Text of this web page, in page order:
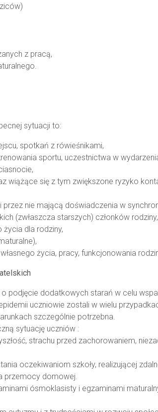
z pracą,
sytuacji to:
spotkań z rówieśnikami,
sportu, uczestnictwa w
wiążące się z tym zwiększone ryzyko
nie mającą doświadczenia w
(zwłaszcza starszych) członków rodziny,
dla rodziny,
życia, pracy, funkcjonowania
podjęcie dodatkowych starań w celu
uczniowie zostali w wielu
szczególnie potrzebna.
sytuację uczniów :
strachu przed zachorowaniem,
oczekiwaniom szkoły, realizującej
przemocy domowej.
ósmoklasisty i egzaminami